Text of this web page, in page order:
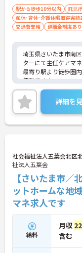
駅から徒歩10分以内 託児
産休･育休･介護休暇取得実績
交通費支給
退職金制度あり
埼玉県さいたま市南
ターにて主任ケアマ
最寄り駅より徒歩圏
便利です♪
また、育児休暇制度
子様のいらっしゃる
ご興味のある方は、
せください。
詳細を
社会福祉法人五葉会北区
祉法人五葉会
【さいたま市／
ットホームな地
マネ求人です
給料
月収
含む